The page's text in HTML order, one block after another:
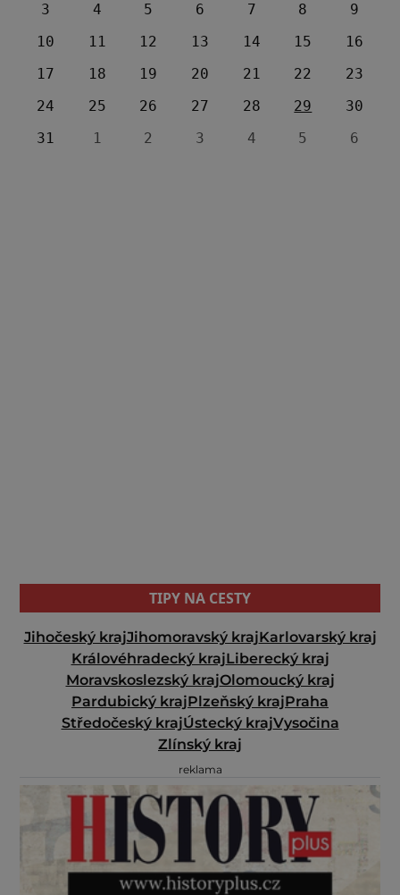
3
4 5 6 7 8
9
10
11 12 13 14 15
16
17
18 19 20 21 22
23
24
25 26 27 28 29
30
31
1 2 3 4 5 6
TIPY NA CESTY
Jihočeský krajJihomoravský krajKarlovarský kraj
Královéhradecký krajLiberecký kraj
Moravskoslezský krajOlomoucký kraj
Pardubický krajPlzeňský krajPraha
Středočeský krajÚstecký krajVysočina
Zlínský kraj
reklama